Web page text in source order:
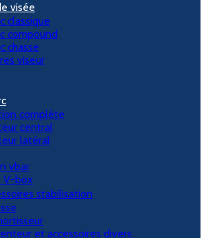
visée
classique
compound
chasse
viseur
complète
central
latéral
vbar
V-box
stabilisation
et accessoires divers